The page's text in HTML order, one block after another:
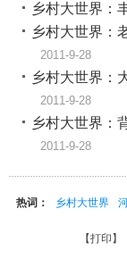
乡村大世界：
乡村大世界：
2011-9-28
乡村大世界：
2011-9-28
乡村大世界：
2011-9-28
热词： 乡村大世界
【打印 】